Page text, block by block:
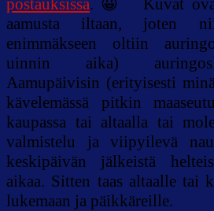
postauksissa. 😀 Kuvat ovat
aamusta iltaan, joten
enimmäkseen oltiin
uinnin aika)
Aamupäivisin (erityisesti
kävelemässä pitkin
kaupassa tai altaalla tai
valmistelu ja viipyilevä
keskipäivän jälkeistä
aikaa. Sitten taas altaalle tai
lukemaan ja päikkäreille.